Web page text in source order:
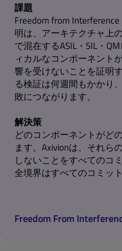
課題
Freedom from
明は、アーキテクチャ上
で混在するASIL・SIL・
ィカルなコンポーネント
響を受けないことを証明
る検証は何週間もかかり
敗につながります。
解決策
どのコンポーネントがど
ます。Axivionは、それら
しないことをすべてのコ
全境界はすべてのコミッ
Freedom From